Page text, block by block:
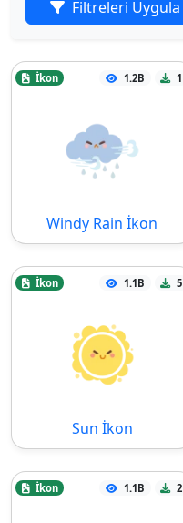
Filtreleri Uygula
İkon 1.2B 1
Windy Rain İkon
İkon 1.1B 5
Sun İkon
İkon 1.1B 2